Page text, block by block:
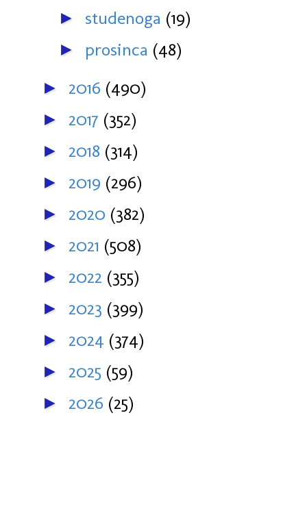
► studenoga (19)
► prosinca (48)
► 2016 (490)
► 2017 (352)
► 2018 (314)
► 2019 (296)
► 2020 (382)
► 2021 (508)
► 2022 (355)
► 2023 (399)
► 2024 (374)
► 2025 (59)
► 2026 (25)